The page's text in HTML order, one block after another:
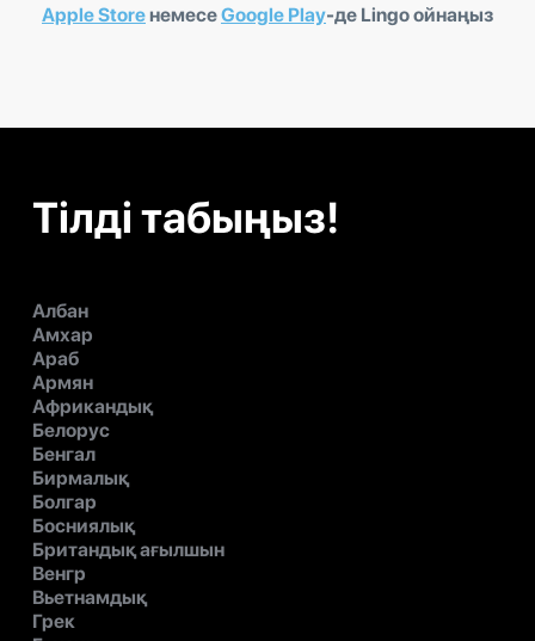
Apple StoreнемесеGoogle Play-де Lingo ойнаңыз
Тілді табыңыз!
Албан
Амхар
Араб
Армян
Африкандық
Белорус
Бенгал
Бирмалық
Болгар
Босниялық
Британдық ағылшын
Венгр
Вьетнамдық
Грек